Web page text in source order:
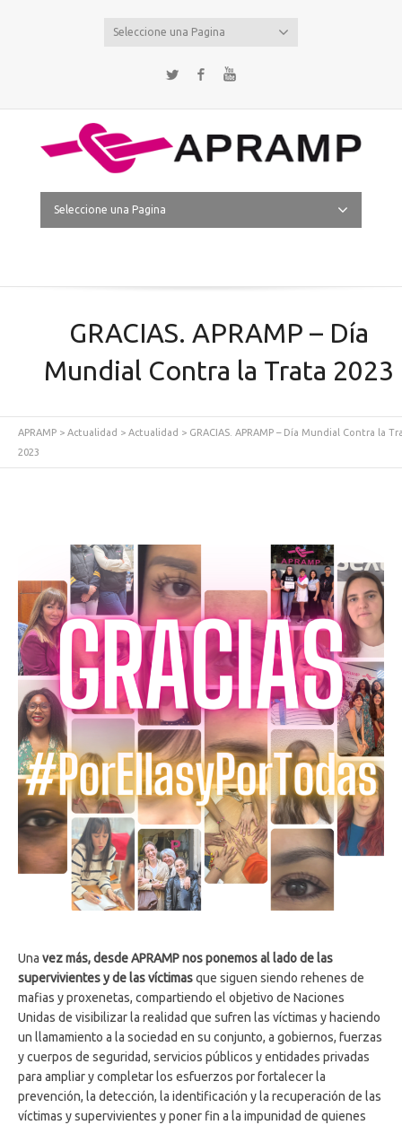
Seleccione una Pagina
Twitter Facebook
Seleccione una Pagina
GRACIAS. APRAMP – Día
Mundial Contra la Trata 2023
APRAMP > Actualidad > Actualidad > GRACIAS. APRAMP – Día Mundial Contra la
2023
Una vez más, desde APRAMP nos ponemos al lado de las
supervivientes y de las víctimasque siguen siendo rehenes de
mafias y proxenetas, compartiendo el objetivo de Naciones
Unidas de visibilizar la realidad que sufren las víctimas y haciendo
un llamamiento a la sociedad en su conjunto, a gobiernos, fuerzas
y cuerpos de seguridad, servicios públicos y entidades privadas
para ampliar y completar los esfuerzos por fortalecer la
prevención, la detección, la identificación y la recuperación de las
víctimas y supervivientes y poner fin a la impunidad de quienes